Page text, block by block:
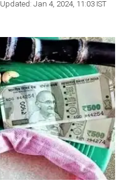
Updated: Jan 4, 2024, 11:03 IST